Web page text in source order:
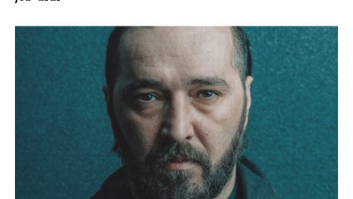
două treimi au observat cazuri de burnout în jurul lor, potrivit